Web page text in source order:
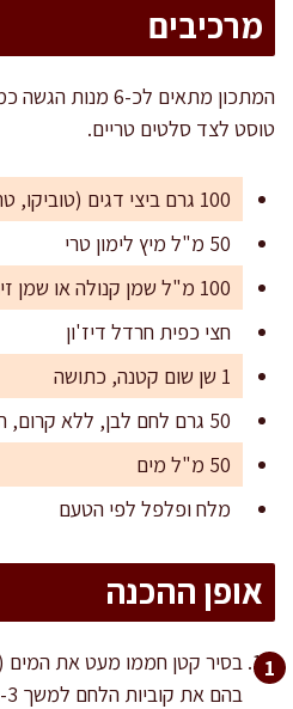
מרכיבים
המתכון מתאים לכ-
טוסט לצד סלטים טריים.
100 גרם ביצי דגים (טוביקו, טרוטה או קרפיון)
50 מ"ל מיץ לימון טרי
100 מ"ל שמן קנולה או שמן זית עדין
חצי כפית חרדל דיז'ון
1 שן שום קטנה, כתושה
50 גרם לחם לבן, ללא קרום, חתוך לקוביות קטנות
50 מ"ל מים
מלח ופלפל לפי הטעם
אופן ההכנה
בסיר קטן חממו מעט את המים